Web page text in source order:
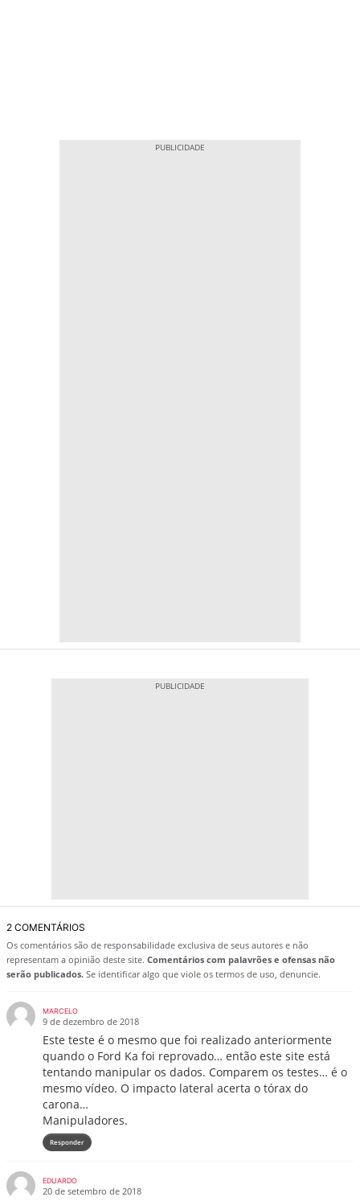
2 COMENTÁRIOS
Os comentários são de responsabilidade exclusiva de seus autores e não
representam a opinião deste site. Comentários com palavrões e ofensas não
serão publicados. Se identificar algo que viole os termos de uso, denuncie.
MARCELO
9 de dezembro de 2018
Este teste é o mesmo que foi realizado anteriormente
quando o Ford Ka foi reprovado… então este site está
tentando manipular os dados. Comparem os testes… é o
mesmo vídeo. O impacto lateral acerta o tórax do
carona…
Manipuladores.
Responder
EDUARDO
20 de setembro de 2018